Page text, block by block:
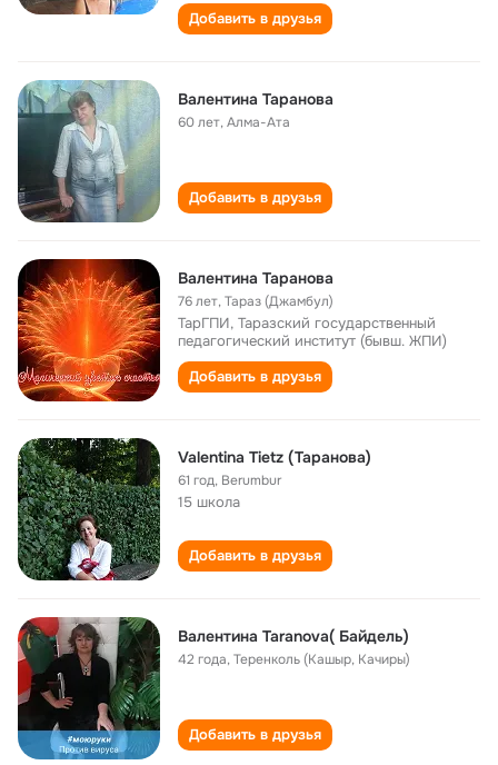
Добавить в друзья
Валентина Таранова
60 лет,Алма-Ата
Добавить в друзья
Валентина Таранова
76 лет,Тараз (Джамбул)
ТарГПИ, Таразский государственный
педагогический институт (бывш. ЖПИ)
Добавить в друзья
Valentina Tietz (Таранова)
61 год, Berumbur
15 школа
Добавить в друзья
Валентина Taranova( Байдель)
42 года,Теренколь (Кашыр, Качиры)
Добавить в друзья